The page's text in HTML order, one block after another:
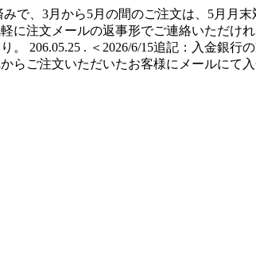
で、3月から5月の間のご注文は、5月月
注文メールの返事形でご連絡いただけ
206.05.25 . ＜2026/6/15追記：入金銀行
ご注文いただいたお客様にメールにて